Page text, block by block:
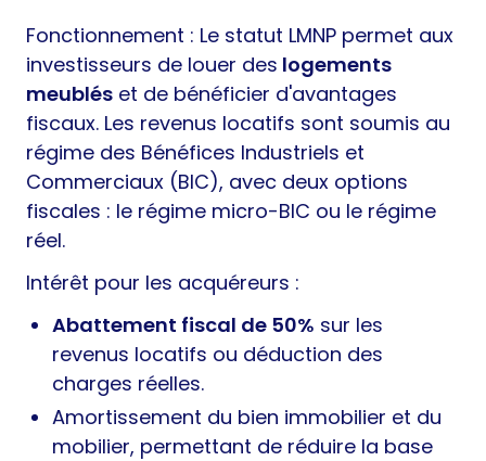
Fonctionnement : Le statut LMNP permet aux
investisseurs de louer des logements
meublés et de bénéficier d'avantages
fiscaux. Les revenus locatifs sont soumis au
régime des Bénéfices Industriels et
Commerciaux (BIC), avec deux options
fiscales : le régime micro-BIC ou le régime
réel.
Intérêt pour les acquéreurs :
Abattement fiscal de 50% sur les
revenus locatifs ou déduction des
charges réelles.
Amortissement du bien immobilier et du
mobilier, permettant de réduire la base